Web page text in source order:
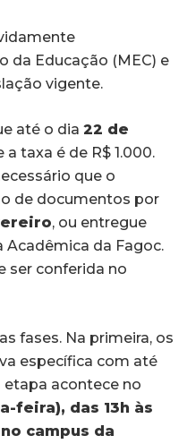
da Educação (MEC) e
vigente.
até o dia 22 de
a taxa é de R$ 1.000.
que o
de documentos por
, ou entregue
Acadêmica da Fagoc.
ser conferida no
fases. Na primeira, os
específica com até
acontece no
feira), das 13h às
campus da